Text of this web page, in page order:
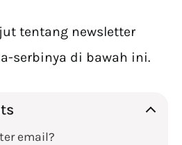
tentang newsletter
serbinya di bawah ini.
email?